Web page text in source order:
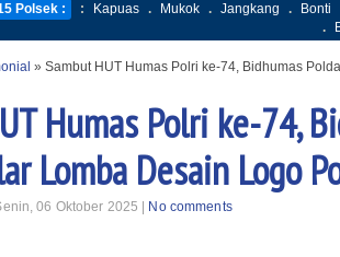
Polsek : : Kapuas . Mukok . Jangkang .
Bonti
.
» Sambut HUT Humas Polri ke-74, Bidhumas
Humas Polri ke-74,
Lomba Desain Logo
06 Oktober 2025 | No comments